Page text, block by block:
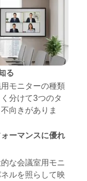
る
モニターの種類
分けて3つのタ
向きがありま
ーマンスに優れ
な会議室用モニ
ルを照らして映